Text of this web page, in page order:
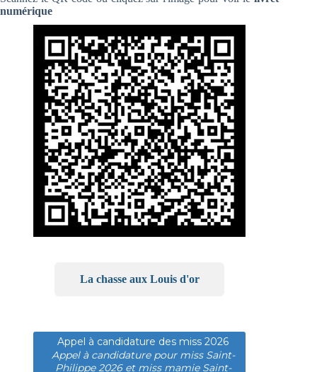
numérique
La chasse aux Louis d'or
Appel à candidature des miss 2026
Appel à candidature pour miss Saint-
Philippe 2026 et miss mamie Saint-